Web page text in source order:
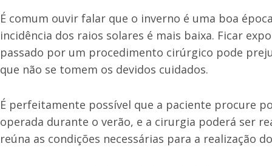
É comum ouvir falar que o inverno é uma boa
incidência dos raios solares é mais baixa. Ficar
passado por um procedimento cirúrgico pode
que não se tomem os devidos cuidados.
É perfeitamente possível que a paciente procure
operada durante o verão, e a cirurgia poderá ser
reúna as condições necessárias para a realização